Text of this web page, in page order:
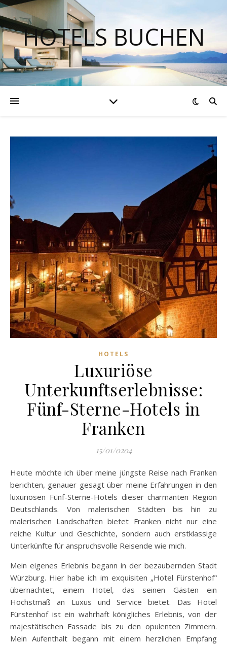
HOTELS BUCHEN
HOTELS
Luxuriöse
Unterkunftserlebnisse:
Fünf-Sterne-Hotels in
Franken
15/01/0204
Heute möchte ich über meine jüngste Reise nach Franken
berichten, genauer gesagt über meine Erfahrungen in den
luxuriösen Fünf-Sterne-Hotels dieser charmanten Region
Deutschlands. Von malerischen Städten bis hin zu
malerischen Landschaften bietet Franken nicht nur eine
reiche Kultur und Geschichte, sondern auch erstklassige
Unterkünfte für anspruchsvolle Reisende wie mich.
Mein eigenes Erlebnis begann in der bezaubernden Stadt
Würzburg. Hier habe ich im exquisiten „Hotel Fürstenhof“
übernachtet, einem Hotel, das seinen Gästen ein
Höchstmaß an Luxus und Service bietet. Das Hotel
Fürstenhof ist ein wahrhaft königliches Erlebnis, von der
majestätischen Fassade bis zu den opulenten Zimmern.
Mein Aufenthalt begann mit einem herzlichen Empfang